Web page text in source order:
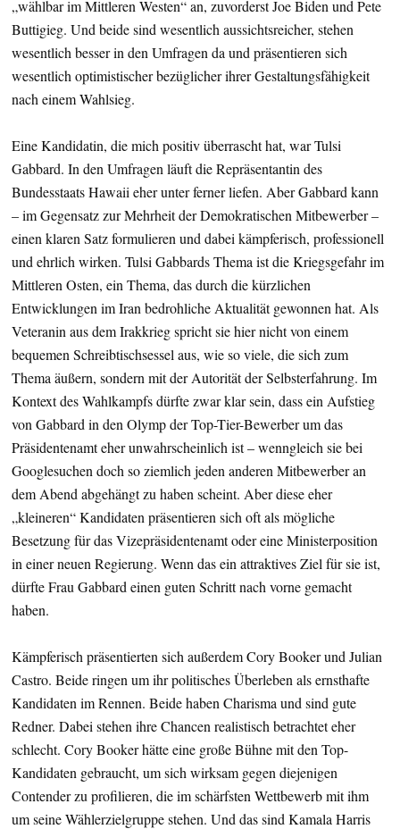
„wählbar im Mittleren Westen“ an, zuvorderst Joe Biden und Pete
Buttigieg. Und beide sind wesentlich aussichtsreicher, stehen
wesentlich besser in den Umfragen da und präsentieren sich
wesentlich optimistischer bezüglicher ihrer Gestaltungsfähigkeit
nach einem Wahlsieg.
Eine Kandidatin, die mich positiv überrascht hat, war Tulsi
Gabbard. In den Umfragen läuft die Repräsentantin des
Bundesstaats Hawaii eher unter ferner liefen. Aber Gabbard kann
– im Gegensatz zur Mehrheit der Demokratischen Mitbewerber –
einen klaren Satz formulieren und dabei kämpferisch, professionell
und ehrlich wirken. Tulsi Gabbards Thema ist die Kriegsgefahr im
Mittleren Osten, ein Thema, das durch die kürzlichen
Entwicklungen im Iran bedrohliche Aktualität gewonnen hat. Als
Veteranin aus dem Irakkrieg spricht sie hier nicht von einem
bequemen Schreibtischsessel aus, wie so viele, die sich zum
Thema äußern, sondern mit der Autorität der Selbsterfahrung. Im
Kontext des Wahlkampfs dürfte zwar klar sein, dass ein Aufstieg
von Gabbard in den Olymp der Top-Tier-Bewerber um das
Präsidentenamt eher unwahrscheinlich ist – wenngleich sie bei
Googlesuchen doch so ziemlich jeden anderen Mitbewerber an
dem Abend abgehängt zu haben scheint. Aber diese eher
„kleineren“ Kandidaten präsentieren sich oft als mögliche
Besetzung für das Vizepräsidentenamt oder eine Ministerposition
in einer neuen Regierung. Wenn das ein attraktives Ziel für sie ist,
dürfte Frau Gabbard einen guten Schritt nach vorne gemacht
haben.
Kämpferisch präsentierten sich außerdem Cory Booker und Julian
Castro. Beide ringen um ihr politisches Überleben als ernsthafte
Kandidaten im Rennen. Beide haben Charisma und sind gute
Redner. Dabei stehen ihre Chancen realistisch betrachtet eher
schlecht. Cory Booker hätte eine große Bühne mit den Top-
Kandidaten gebraucht, um sich wirksam gegen diejenigen
Contender zu profilieren, die im schärfsten Wettbewerb mit ihm
um seine Wählerzielgruppe stehen. Und das sind Kamala Harris